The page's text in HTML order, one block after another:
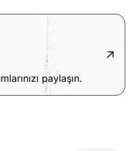
paylaşın.